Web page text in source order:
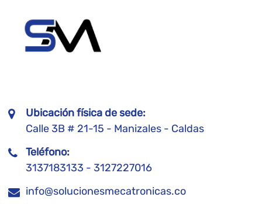
Ubicación física de sede:
Calle 3B # 21-15 - Manizales - Caldas
Teléfono:
3137183133 - 3127227016
info@solucionesmecatronicas.co